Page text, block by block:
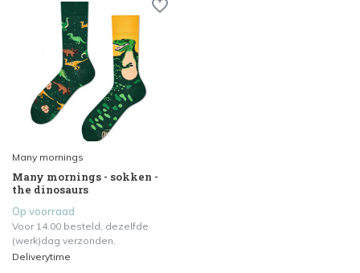
Many mornings
Many mornings - sokken -
the dinosaurs
Op voorraad
Voor 14.00 besteld, dezelfde
(werk)dag verzonden.
Deliverytime